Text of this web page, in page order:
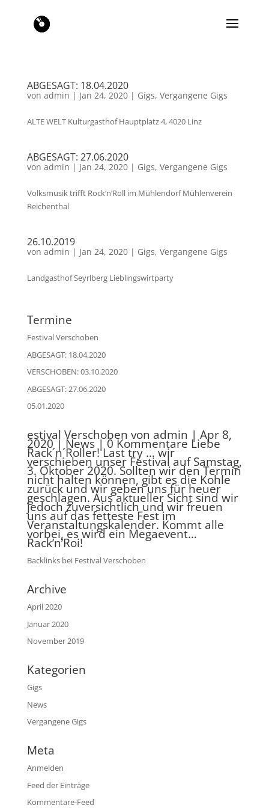
ABGESAGT: 18.04.2020
von admin | Jan 24, 2020| Gigs, Vergangene Gigs
ALTE WELT Kulturgasthof Hauptplatz 4, 4020 Linz
ABGESAGT: 27.06.2020
von admin | Jan 24, 2020| Gigs, Vergangene Gigs
Volksmusik trifft Rock‘n’Roll im Mühlendorf Mühlenverein
Reichenthal
26.10.2019
von admin | Jan 24, 2020| Gigs, Vergangene Gigs
Landgasthof Seyrlberg Lieblingswirtparty
Termine
Festival Verschoben
ABGESAGT: 18.04.2020
VERSCHOBEN: 03.10.2020
ABGESAGT: 27.06.2020
05.01.2020
estival Verschoben von admin | Apr 8,
2020 | News | 0 Kommentare Liebe
Rack´n´Roller! Last try … wir
verschieben unser Festival auf Samstag,
3. Oktober 2020. Sollten wir den Termin
nicht halten können, gibt es die Kohle
zurück und wir geben uns für heuer
geschlagen. Aus aktueller Sicht sind wir
jedoch zuversichtlich und wir freuen
uns auf das fetteste Fest im
Veranstaltungskalender. Kommt alle
vorbei, es wird ein Megaevent…
Rack’n’Roi!
Backlinksbei Festival Verschoben
Archive
April 2020
Januar 2020
November 2019
Kategorien
Gigs
News
Vergangene Gigs
Meta
Anmelden
Feed der Einträge
Kommentare-Feed